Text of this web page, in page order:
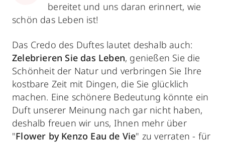
bereitet und uns daran erinnert, wie
schön das Leben ist!
Das Credo des Duftes lautet deshalb auch:
Zelebrieren Sie das Leben, genießen Sie die
Schönheit der Natur und verbringen Sie Ihre
kostbare Zeit mit Dingen, die Sie glücklich
machen. Eine schönere Bedeutung könnte ein
Duft unserer Meinung nach gar nicht haben,
deshalb freuen wir uns, Ihnen mehr über
"Flower by Kenzo Eau de Vie" zu verraten - für